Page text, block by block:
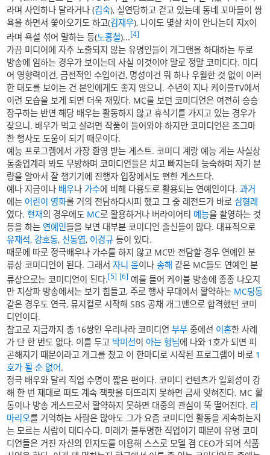
라며 사인하나 달라거나 (김숙), 실연당하고 걷고 있는데 동네 꼬마들이 쌍
욕을 하면서 쫓아오기도 하고(김재우), 나이도 몇살 차이 안나는데 지X이
라며 욕설 섞어 말하는 등(노홍철)...[4]
가끔 미디어에 자주 노출되지 않는 유명인들이 개그맨을 하대하는 투로
방송에 임하는 경우가 보이는데 사실 이것이야 말로 정말 코미디다. 미디
어 영향력이건, 금전적인 수입이건, 명성이건 뭐 하나 우월한 것 없이 이러
한 태도를 보이는 건 본인에게도 좋지 않으니. 수년이 지나 케이블TV에서
이런 모습을 보게 되면 더욱 재밌다. MC를 보던 코미디언은 여전히 승승
장구하는 반면 해당 배우는 활동하지 않고 휴식기를 가지고 있는 경우가
잦으니. 배우가 먹고 살려면 작품이 들어와야 하지만 코미디언은 조그마
한 행사도 도움이 되기 때문이다.
예능 프로그램에서 가장 환영 받는 게스트. 코미디 계랑 예능 계는 사실상
동종업계라 봐도 무방하며 코미디언들은 치고 빠지는데 능숙하며 자기 분
량을 알아서 잘 챙기기에 진행자 입장에서도 편한 게스트다.
예나 지금이나 배우나 가수에 비해 다용도로 활용되는 연예인이다.과거
에는 어린이 영화를 거의 전담하다시피 했고 그 중 레전드가 바로 심형래
였다.현재의 경우에도 MC로 활용하거나 버라이어티예능을 촬영하는 것
등을 하는 연예인들을 보면 대부분 코미디언 출신들이 많다. 대표적으로
유재석, 강호동, 신동엽, 이경규 등이 있다.
때문에 따로 정극배우나 가수를 하지 않고 MC만 전담할 경우 연예인 분
류상 코미디언이 된다. 그래서자니 윤이나송해 같은 MC들도 연예인 분
류상으로는 코미디언이 된다.[5] [6] 예를 들어 케이블 방송에 종종 나오지
만 지상파 방송에서는 보기 힘들고, 주로 행사 무대에서 활약하는 MC딩동
같은 경우도 연극, 뮤지컬로 시작해 SBS 공채 개그맨으로 합격했던 코미
디언이다.
참고로 지금까지 총 16쌍인 우리나라 코미디언부부 중에선 이혼한 사례
가 단 한 번도 없다. 이를 두고 박미선이 아는 형님에 나와 1호가 되면 피
곤해지기 때문이라고 개그를 쳤고 이 한마디로 시작된 프로그램이 바로 1
호가 될 순 없어.
정극 배우와 달리 직업 수명이 짧은 편이다. 코미디 컨텐츠가 일회성이 강
해 한 번 제대로 떠도 계속 잭팟을 터뜨리지 못하면 금새 잊혀진다. MC 활
동이나 방송 게스트로서 활약하지 못하면 대중의 관심이 뚝 떨어진다. 리
마리오를 기억하는 사람은 많아도 그가 요즘 코미디언 활동을 계속하는지
는 모르는 사람이 대다수다. 미래가 불투명한 직업이기 때문에 유명 코미
디언들은 거진 자신의 인지도를 이용해 스스로 모델 겸 CEO가 되어 식품